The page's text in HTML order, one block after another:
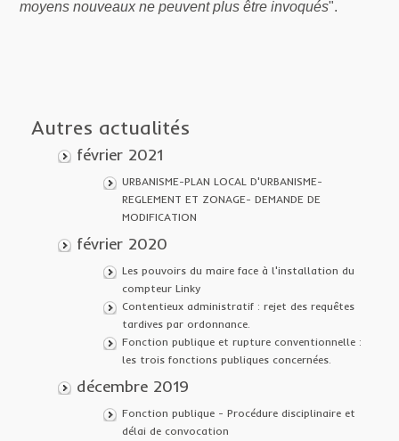
moyens nouveaux ne peuvent plus être invoqués".
Autres actualités
février 2021
URBANISME-PLAN LOCAL D'URBANISME-
REGLEMENT ET ZONAGE- DEMANDE DE
MODIFICATION
février 2020
Les pouvoirs du maire face à l'installation du
compteur Linky
Contentieux administratif : rejet des requêtes
tardives par ordonnance.
Fonction publique et rupture conventionnelle :
les trois fonctions publiques concernées.
décembre 2019
Fonction publique - Procédure disciplinaire et
délai de convocation